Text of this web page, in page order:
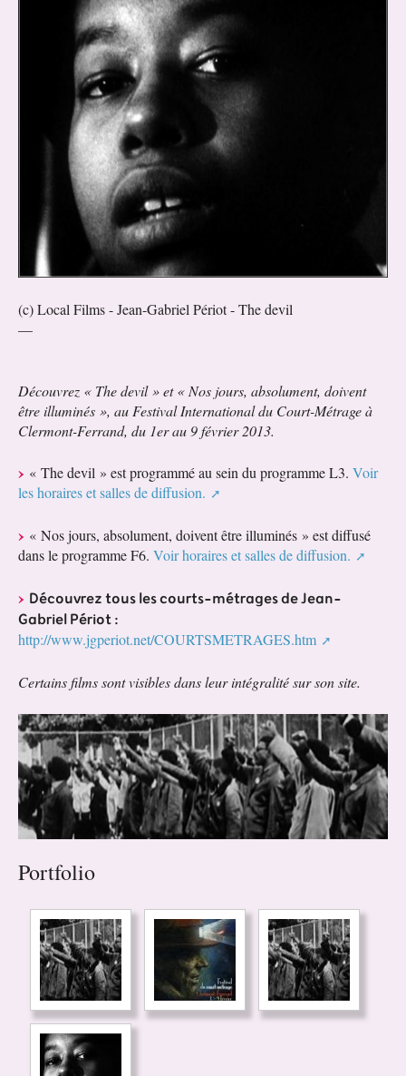
(c) Local Films - Jean-Gabriel Périot - The devil
—
Découvrez « The devil » et « Nos jours, absolument, doivent
être illuminés », au Festival International du Court-Métrage à
Clermont-Ferrand, du 1er au 9 février 2013.
« The devil » est programmé au sein du programme L3. Voir
les horaires et salles de diffusion.
« Nos jours, absolument, doivent être illuminés » est diffusé
dans le programme F6. Voir horaires et salles de diffusion.
Découvrez tous les courts-métrages de Jean-
Gabriel Périot :
http://www.jgperiot.net/COURTSMETRAGES.htm
Certains films sont visibles dans leur intégralité sur son site.
Portfolio